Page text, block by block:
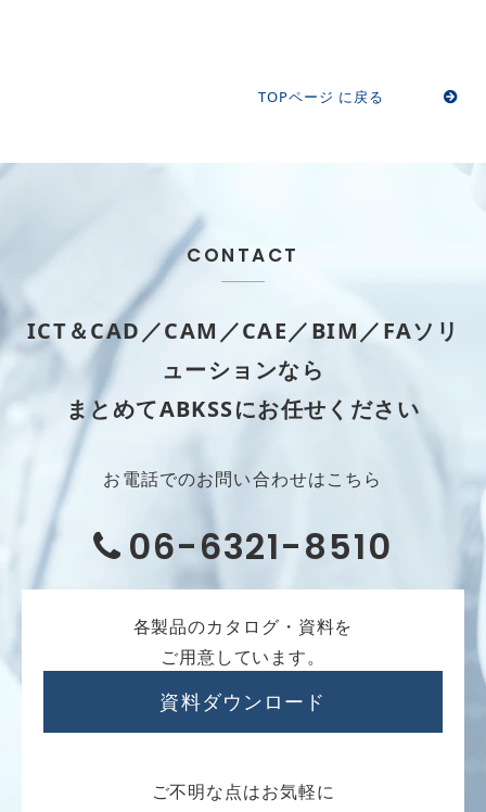
TOPページ に戻る
CONTACT
ICT＆CAD／CAM／CAE／BIM／FAソリ
ューションなら
まとめてABKSSにお任せください
お電話でのお問い合わせはこちら
06-6321-8510
各製品のカタログ・資料を
ご用意しています。
資料ダウンロード
ご不明な点はお気軽に